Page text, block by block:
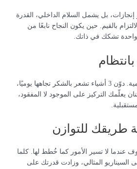
بل يشمل السلام الداخلي، القدرة
بالقيم. حين يكون النجاح نابعًا من
تشكك في ذاتك.
اجعل من الامتنان عادة يومية. دوّن 3 أشياء تشعر بالشكر تجاهها يوميًا،
يعلّمك التركيز على الموجود لا المفقود،
طريقك للتوازن
عندما لا تسير الأمور كما خُطط لها. كلما
السيناريو المثالي، وزادت قدرتك على